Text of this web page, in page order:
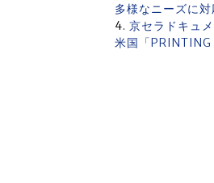
多様なニーズに
京セラドキュ
米国「